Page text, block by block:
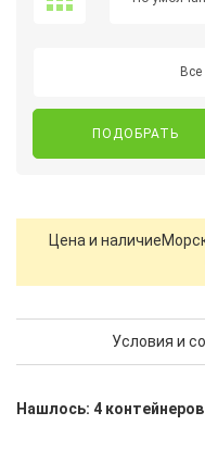
Цена и наличие
Условия и
Нашлось: 4 контейнеров